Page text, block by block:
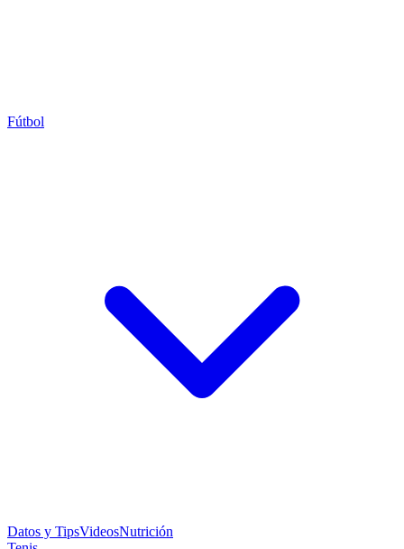
Fútbol
Datos y TipsVideosNutrición